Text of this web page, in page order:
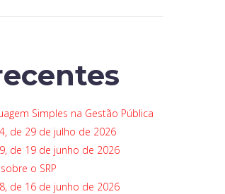
Simples na Gestão Pública
de 29 de julho de 2026
de 19 de junho de 2026
o SRP
de 16 de junho de 2026